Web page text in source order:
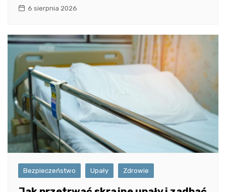
6 sierpnia 2026
Bezpieczeństwo Upały Zdrowie